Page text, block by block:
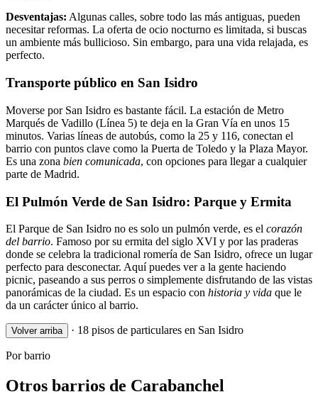
Desventajas: Algunas calles, sobre todo las más antiguas, pueden
necesitar reformas. La oferta de ocio nocturno es limitada, si buscas
un ambiente más bullicioso. Sin embargo, para una vida relajada, es
perfecto.
Transporte público en San Isidro
Moverse por San Isidro es bastante fácil. La estación de Metro
Marqués de Vadillo (Línea 5) te deja en la Gran Vía en unos 15
minutos. Varias líneas de autobús, como la 25 y 116, conectan el
barrio con puntos clave como la Puerta de Toledo y la Plaza Mayor.
Es una zona bien comunicada, con opciones para llegar a cualquier
parte de Madrid.
El Pulmón Verde de San Isidro: Parque y Ermita
El Parque de San Isidro no es solo un pulmón verde, es el corazón
del barrio. Famoso por su ermita del siglo XVI y por las praderas
donde se celebra la tradicional romería de San Isidro, ofrece un lugar
perfecto para desconectar. Aquí puedes ver a la gente haciendo
picnic, paseando a sus perros o simplemente disfrutando de las vistas
panorámicas de la ciudad. Es un espacio con historia y vida que le
da un carácter único al barrio.
Volver arriba · 18 pisos de particulares en San Isidro
Por barrio
Otros barrios de Carabanchel